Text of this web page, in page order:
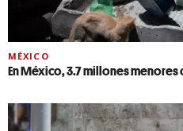
MÉXICO
En México, 3.7 millones